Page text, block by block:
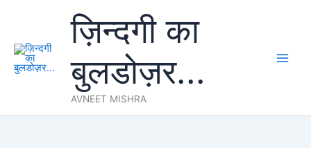
content
ज़िन्दगी का
बुलडोज़र...
AVNEET MISHRA